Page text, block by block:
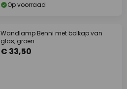
Op voorraad
Wandlamp Benni met bolkap van
glas, groen
€ 33,50